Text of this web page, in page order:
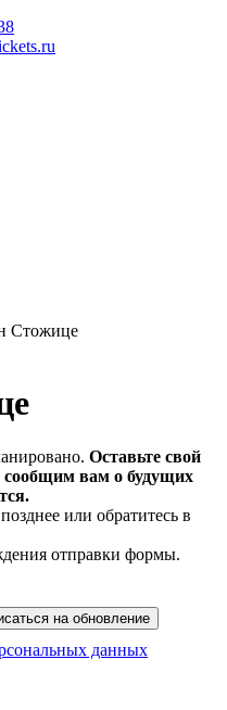
Стожице
Оставьте свой
вам о будущих
или обратитесь в
отправки формы.
на обновление
данных